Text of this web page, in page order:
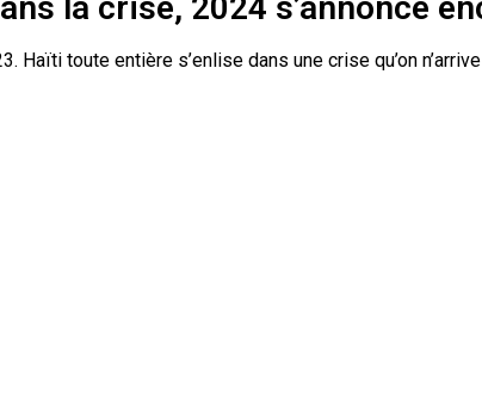
Haïti toute entière s’enlise dans une crise qu’on